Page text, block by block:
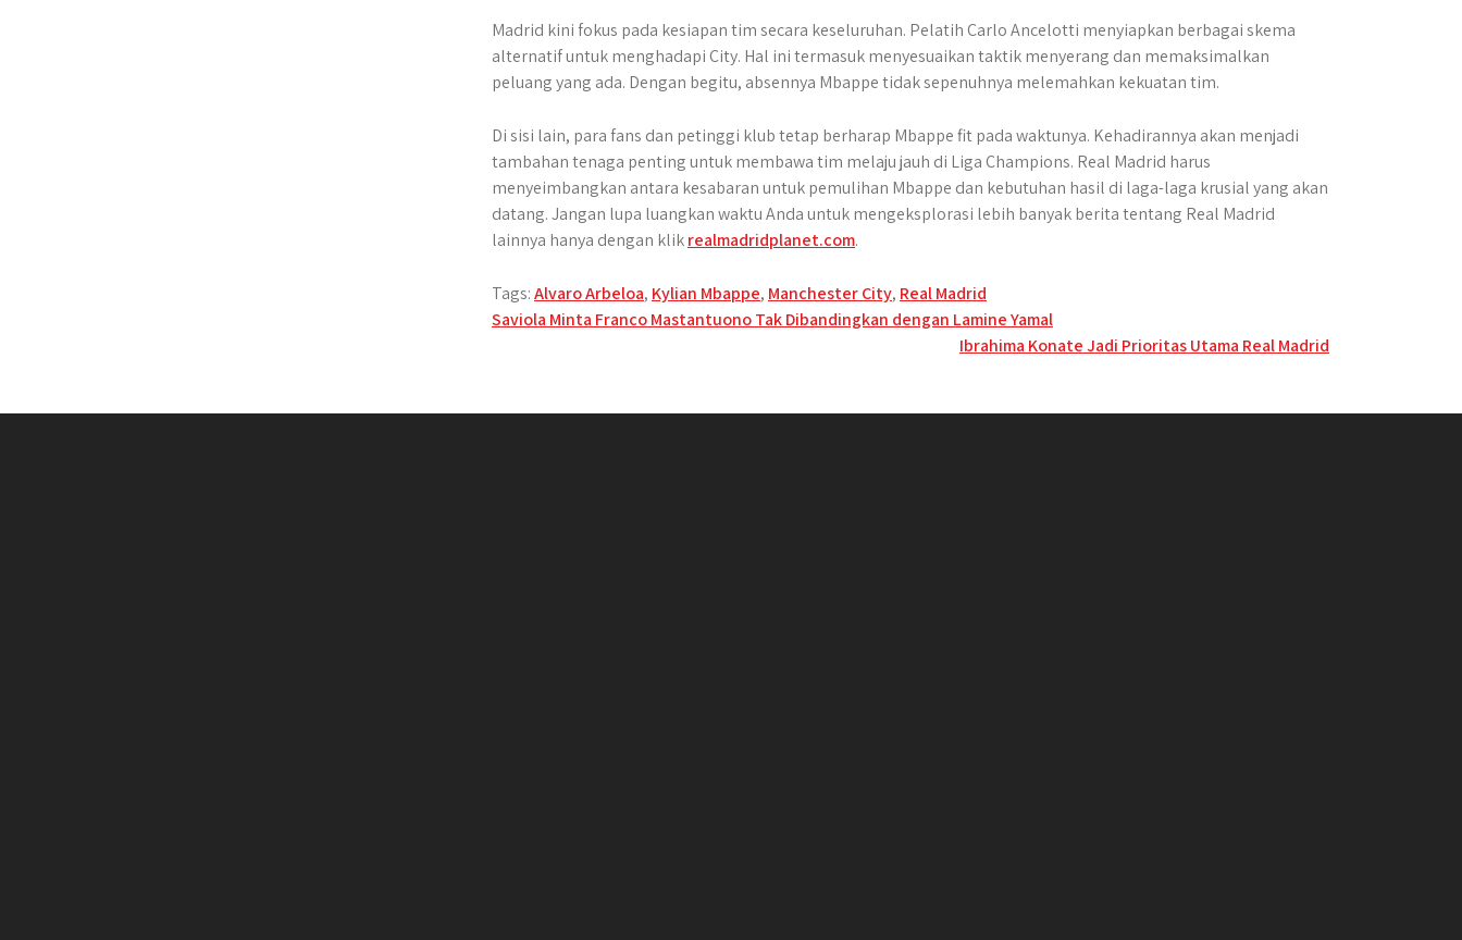
Madrid kini fokus pada kesiapan tim secara keseluruhan. Pelatih Carlo Ancelotti menyiapkan berbagai skema
alternatif untuk menghadapi City. Hal ini termasuk menyesuaikan taktik menyerang dan memaksimalkan
peluang yang ada. Dengan begitu, absennya Mbappe tidak sepenuhnya melemahkan kekuatan tim.
Di sisi lain, para fans dan petinggi klub tetap berharap Mbappe fit pada waktunya. Kehadirannya akan menjadi
tambahan tenaga penting untuk membawa tim melaju jauh di Liga Champions. Real Madrid harus
menyeimbangkan antara kesabaran untuk pemulihan Mbappe dan kebutuhan hasil di laga-laga krusial yang akan
datang. Jangan lupa luangkan waktu Anda untuk mengeksplorasi lebih banyak berita tentang Real Madrid
lainnya hanya dengan klikrealmadridplanet.com.
Tags:Alvaro Arbeloa, Kylian Mbappe, Manchester City, Real Madrid
Post
Saviola Minta Franco Mastantuono Tak Dibandingkan dengan Lamine Yamal
Ibrahima Konate Jadi Prioritas Utama Real Madrid